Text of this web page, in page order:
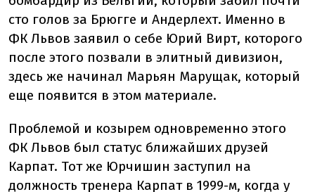
сто голов за Брюгге и Андерлехт. Именно в
ФК Львов заявил о себе Юрий Вирт, которого
после этого позвали в элитный дивизион,
здесь же начинал Марьян Марущак, который
еще появится в этом материале.
Проблемой и козырем одновременно этого
ФК Львов был статус ближайших друзей
Карпат. Тот же Юрчишин заступил на
должность тренера Карпат в 1999-м, когда у